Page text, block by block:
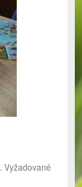
Vyžadované